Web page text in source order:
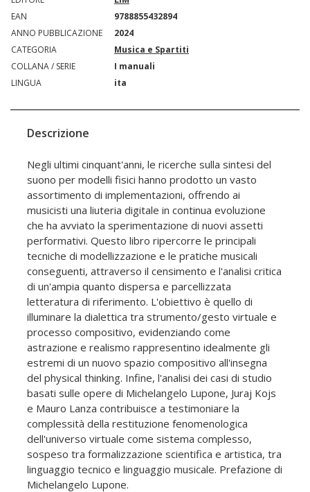
EAN
9788855432894
ANNO PUBBLICAZIONE
2024
CATEGORIA
Musica e Spartiti
COLLANA / SERIE
I manuali
LINGUA
ita
Descrizione
Negli ultimi cinquant'anni, le ricerche sulla sintesi del
suono per modelli fisici hanno prodotto un vasto
assortimento di implementazioni, offrendo ai
musicisti una liuteria digitale in continua evoluzione
che ha avviato la sperimentazione di nuovi assetti
performativi. Questo libro ripercorre le principali
tecniche di modellizzazione e le pratiche musicali
conseguenti, attraverso il censimento e l'analisi critica
di un'ampia quanto dispersa e parcellizzata
letteratura di riferimento. L'obiettivo è quello di
illuminare la dialettica tra strumento/gesto virtuale e
processo compositivo, evidenziando come
astrazione e realismo rappresentino idealmente gli
estremi di un nuovo spazio compositivo all'insegna
del physical thinking. Infine, l'analisi dei casi di studio
basati sulle opere di Michelangelo Lupone, Juraj Kojs
e Mauro Lanza contribuisce a testimoniare la
complessità della restituzione fenomenologica
dell'universo virtuale come sistema complesso,
sospeso tra formalizzazione scientifica e artistica, tra
linguaggio tecnico e linguaggio musicale. Prefazione di
Michelangelo Lupone.